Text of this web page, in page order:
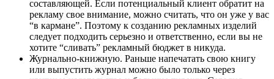
составляющей. Если потенциальный клиент обратит на
рекламу свое внимание, можно считать, что он уже у вас
“в кармане”. Поэтому к созданию рекламных изделий
следует подходить серьезно и ответственно, если вы не
хотите “сливать” рекламный бюджет в никуда.
Журнально-книжную. Раньше напечатать свою книгу
или выпустить журнал можно было только через